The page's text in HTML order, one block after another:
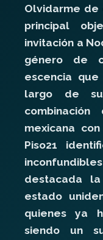
Olvidarme de
principal
invitación a
género de
escencia
largo de
mexicana
Piso21
destacada
estado
quienes ya
siendo un